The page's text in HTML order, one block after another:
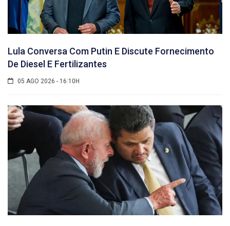
Lula Conversa Com Putin E Discute Fornecimento
De Diesel E Fertilizantes
05 AGO 2026 - 16:10H